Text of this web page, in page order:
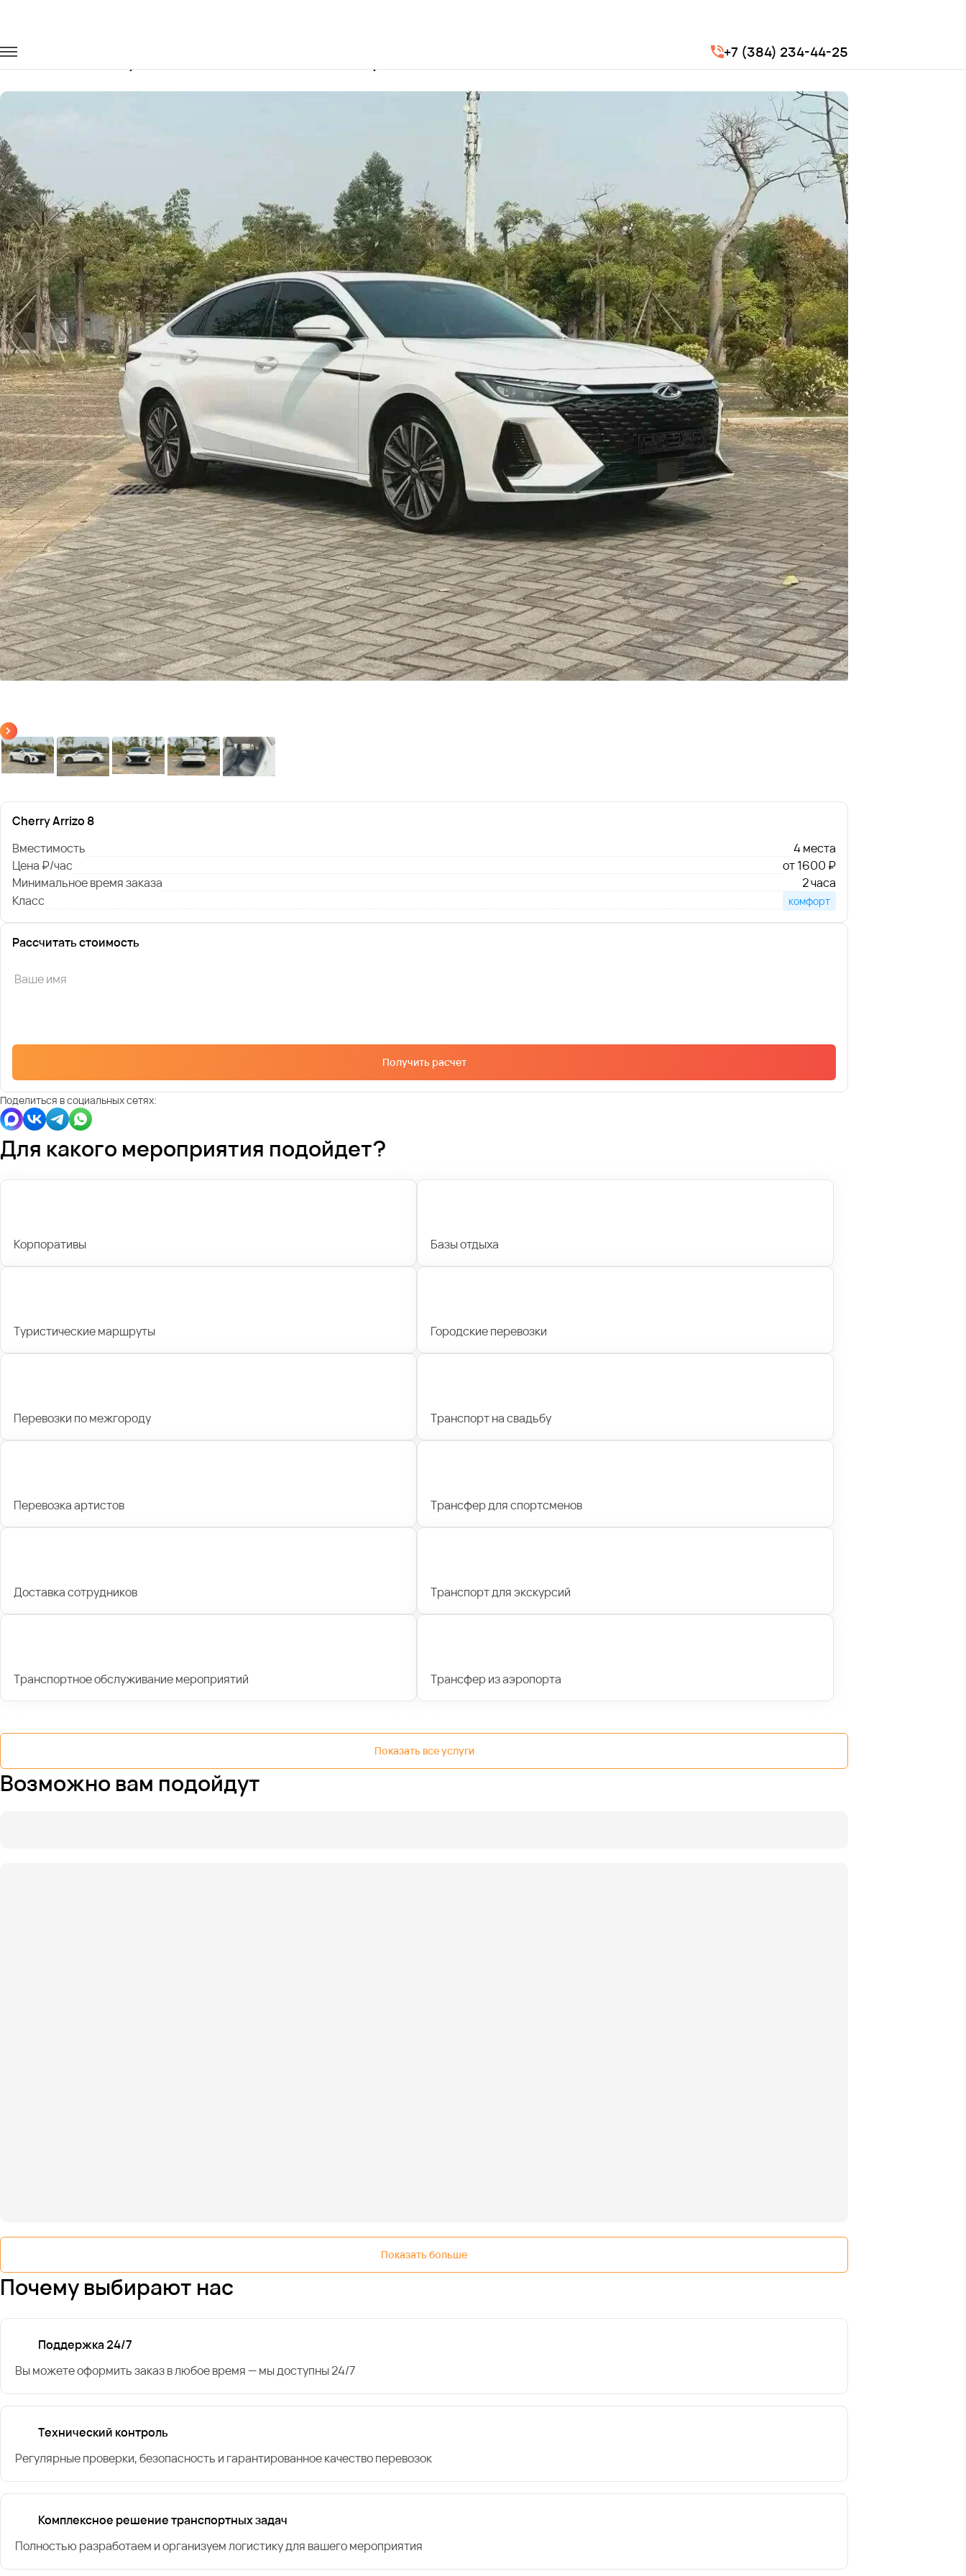
+7 (384) 234-44-25
Заказать Cherry Arrizo 8 с водителем в Кемерово
Cherry Arrizo 8
Вместимость
4 места
Цена ₽/час
от 1600 ₽
Минимальное время заказа
2 часа
Класс
комфорт
Рассчитать стоимость
Получить расчет
Поделиться в социальных сетях:
Для какого мероприятия подойдет?
Корпоративы Базы отдыха
Туристические маршруты Городские перевозки
Перевозки по межгороду Транспорт на свадьбу
Перевозка артистов Трансфер для спортсменов
Доставка сотрудников Транспорт для экскурсий
Транспортное обслуживание мероприятий Трансфер из аэропорта
Показать все услуги
Возможно вам подойдут
Показать больше
Почему выбирают нас
Поддержка 24/7
Вы можете оформить заказ в любое время — мы доступны 24/7
Технический контроль
Регулярные проверки, безопасность и гарантированное качество перевозок
Комплексное решение транспортных задач
Полностью разработаем и организуем логистику для вашего мероприятия